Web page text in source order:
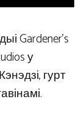
Gardener’s
у
гурт